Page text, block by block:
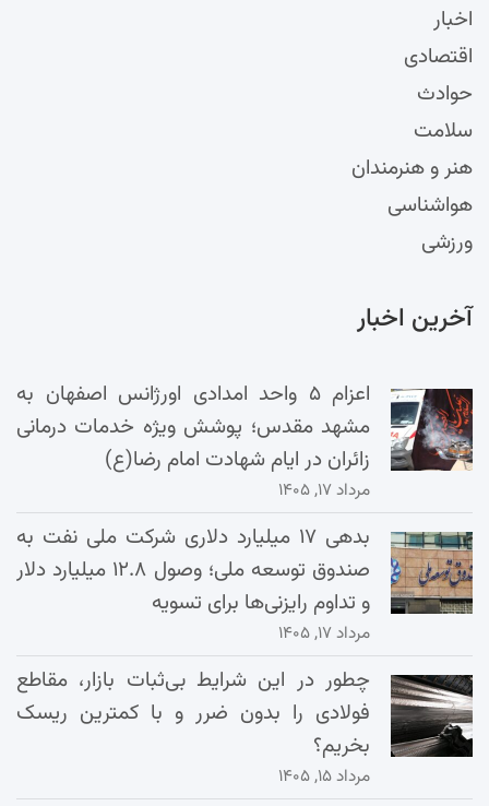
اخبار
اقتصادی
حوادث
سلامت
هنر و هنرمندان
هواشناسی
ورزشی
آخرین اخبار
اعزام ۵ واحد امدادی اورژانس اصفهان به
مشهد مقدس؛ پوشش ویژه خدمات درمانی
زائران در ایام شهادت امام رضا(ع)
مرداد ۱۷, ۱۴۰۵
بدهی ۱۷ میلیارد دلاری شرکت ملی نفت به
صندوق توسعه ملی؛ وصول ۱۲.۸ میلیارد دلار
و تداوم رایزنی‌ها برای تسویه
مرداد ۱۷, ۱۴۰۵
چطور در این شرایط بی‌ثبات بازار، مقاطع
فولادی را بدون ضرر و با کمترین ریسک
بخریم؟
مرداد ۱۵, ۱۴۰۵